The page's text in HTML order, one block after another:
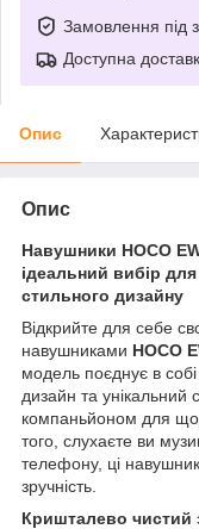
Замовлення під
Доступна
Опис
Опис
Навушники HOCO
ідеальний вибір для
стильного дизайну
Відкрийте для себе
навушниками HOCO
модель поєднує в собі
дизайн та унікальний
компаньйоном для
того, слухаєте ви
телефону, ці
зручність.
Кришталево чистий